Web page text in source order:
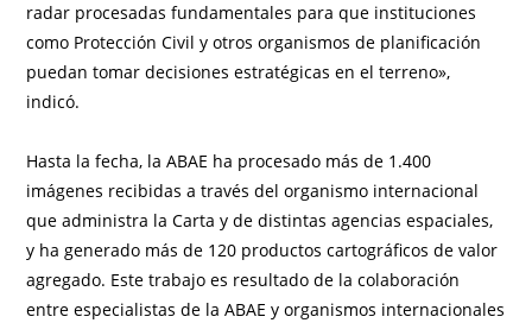
radar procesadas fundamentales para que instituciones
como Protección Civil y otros organismos de planificación
puedan tomar decisiones estratégicas en el terreno»,
indicó.
Hasta la fecha, la ABAE ha procesado más de 1.400
imágenes recibidas a través del organismo internacional
que administra la Carta y de distintas agencias espaciales,
y ha generado más de 120 productos cartográficos de valor
agregado. Este trabajo es resultado de la colaboración
entre especialistas de la ABAE y organismos internacionales